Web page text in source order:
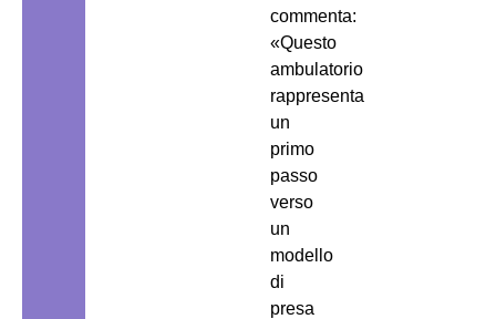
commenta:
«Questo
ambulatorio
rappresenta
un
primo
passo
verso
un
modello
di
presa